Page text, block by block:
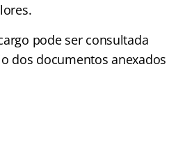
pode ser consultada
dos documentos anexados